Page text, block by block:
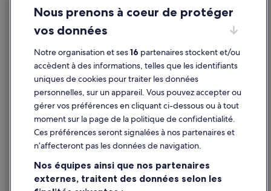
Kaukapakapa : Chambres d’hôtes
Kaukapakapa : Hôtels capsule
Manukau Heads : hôtels Hôtels pas chers
Muriwai : Complexes hôteliers
Okiwi : hôtels
Omaha : hôtels Hôtels de plage
Omaha : hôtels
Orewa : hôtels
Mentions légales / Nous contacter
Directives de contenu et signalement de contenus
Aide
Assistance
Annuler votre vol
Annuler une réservation d'hôtel ou de location de vacances
Délais de remboursement
Documents de voyage internationaux
Nous prenons à coeur de protéger
vos données
Notre organisation et ses16 partenaires stockent et/ou
accèdent à des informations, telles que les identifiants
uniques de cookies pour traiter les données
personnelles, sur un appareil. Vous pouvez accepter ou
gérer vos préférences en cliquant ci-dessous ou à tout
moment sur la page de la politique de confidentialité.
Ces préférences seront signalées à nos partenaires et
n’affecteront pas les données de navigation.
Nos équipes ainsi que nos partenaires
externes, traitent des données selon les